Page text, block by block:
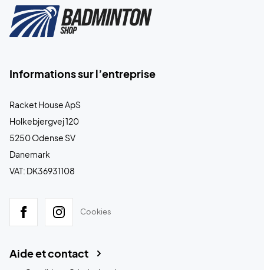
Informations sur l’entreprise
Racket House ApS
Holkebjergvej 120
5250 Odense SV
Danemark
VAT: DK36931108
Cookies
Aide et contact